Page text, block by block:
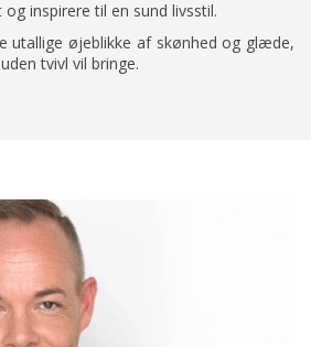
inspirere til en sund livsstil.
utallige øjeblikke af skønhed og glæde,
tvivl vil bringe.